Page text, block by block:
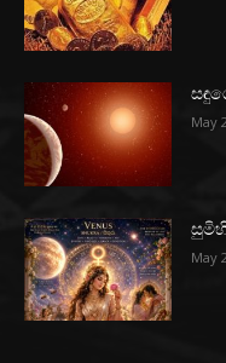
May
May